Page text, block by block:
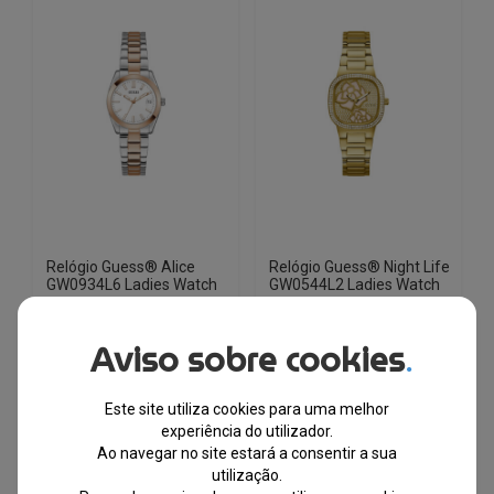
Relógio Guess® Alice
GW0934L6 Ladies Watch
EM STOCK
€147.50
Relógio Guess® Night Life
GW0544L2 Ladies Watch
EM STOCK
€ 269.00
preço
original
era:
€183.00
preço
atual
é:
-32%
Aviso sobre cookies.
Este site utiliza cookies para uma melhor
experiência do utilizador.
Ao navegar no site estará a consentir a sua
utilização.